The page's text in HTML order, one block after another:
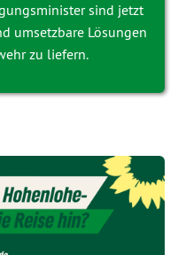
sind jetzt
umsetzbare Lösungen
zu liefern.